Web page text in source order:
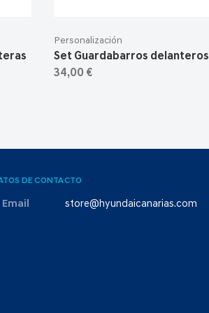
Personalización
Set Guardabarros delanteros
34,00 €
DE CONTACTO
Email store@hyundaicanarias.com